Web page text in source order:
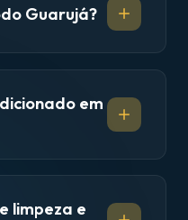
Guarujá?
em
limpeza e